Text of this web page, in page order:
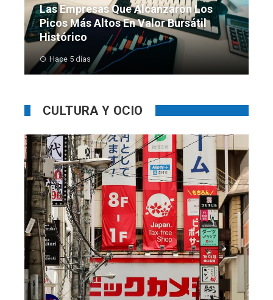
Las Empresas Que Alcanzaron Los
Picos Más Altos En Valor Bursátil
Histórico
Hace 5 días
CULTURA Y OCIO